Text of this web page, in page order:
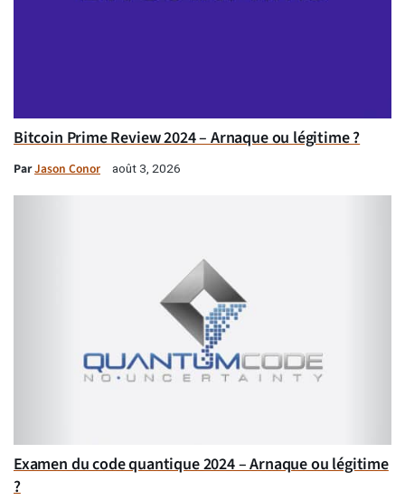
Bitcoin Prime Review 2024 – Arnaque ou légitime ?
ParJason Conor août 3, 2026
Examen du code quantique 2024 – Arnaque ou légitime
?